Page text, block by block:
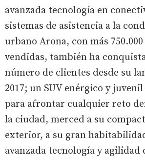
avanzada tecnología en
sistemas de asistencia a la
urbano Arona, con más
vendidas, también ha
número de clientes desde su
2017; un SUV enérgico y
para afrontar cualquier reto
la ciudad, merced a su
exterior, a su gran
avanzada tecnología y agilidad